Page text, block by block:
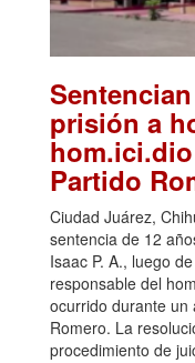
prisión a
Partido
Ciudad Juárez,
sentencia de 12
Isaac P. A., luego
responsable del
ocurrido durante un
Romero. La
procedimiento de